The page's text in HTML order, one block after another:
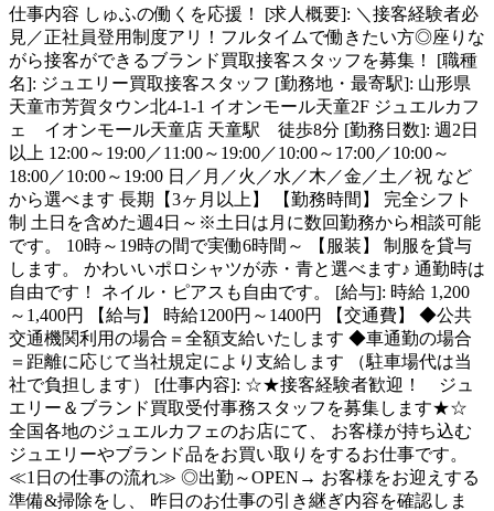
仕事内容 しゅふの働くを応援！ [求人概要]: ＼接客経験者必
見／正社員登用制度アリ！フルタイムで働きたい方◎座りな
がら接客ができるブランド買取接客スタッフを募集！ [職種
名]: ジュエリー買取接客スタッフ [勤務地・最寄駅]: 山形県
天童市芳賀タウン北4-1-1 イオンモール天童2F ジュエルカフ
ェ イオンモール天童店 天童駅 徒歩8分 [勤務日数]: 週2日
以上 12:00～19:00／11:00～19:00／10:00～17:00／10:00～
18:00／10:00～19:00 日／月／火／水／木／金／土／祝 など
から選べます 長期【3ヶ月以上】 【勤務時間】 完全シフト
制 土日を含めた週4日～※土日は月に数回勤務から相談可能
です。 10時～19時の間で実働6時間～ 【服装】 制服を貸与
します。 かわいいポロシャツが赤・青と選べます♪ 通勤時は
自由です！ ネイル・ピアスも自由です。 [給与]: 時給 1,200
～1,400円 【給与】 時給1200円～1400円 【交通費】 ◆公共
交通機関利用の場合＝全額支給いたします ◆車通勤の場合
＝距離に応じて当社規定により支給します （駐車場代は当
社で負担します） [仕事内容]: ☆★接客経験者歓迎！ ジュ
エリー＆ブランド買取受付事務スタッフを募集します★☆
全国各地のジュエルカフェのお店にて、 お客様が持ち込む
ジュエリーやブランド品をお買い取りをするお仕事です。
≪1日の仕事の流れ≫ ◎出勤～OPEN→ お客様をお迎えする
準備&掃除をし、 昨日のお仕事の引き継ぎ内容を確認しま